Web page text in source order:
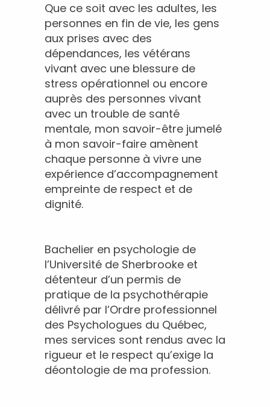
Que ce soit avec les adultes, les
personnes en fin de vie, les gens
aux prises avec des
dépendances, les vétérans
vivant avec une blessure de
stress opérationnel ou encore
auprès des personnes vivant
avec un trouble de santé
mentale, mon savoir-être jumelé
à mon savoir-faire amènent
chaque personne à vivre une
expérience d’accompagnement
empreinte de respect et de
dignité.
Bachelier en psychologie de
l’Université de Sherbrooke et
détenteur d’un permis de
pratique de la psychothérapie
délivré par l’Ordre professionnel
des Psychologues du Québec,
mes services sont rendus avec la
rigueur et le respect qu’exige la
déontologie de ma profession.